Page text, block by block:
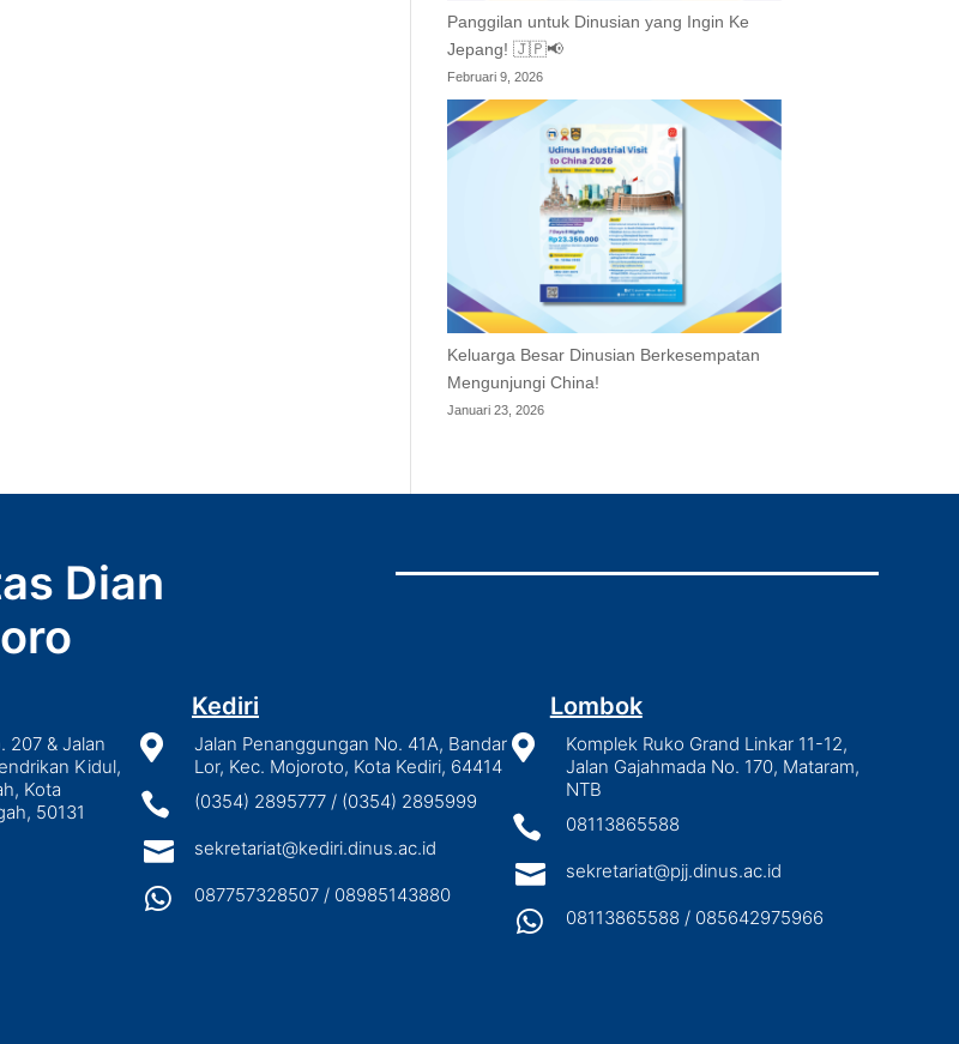
Panggilan untuk Dinusian yang Ingin Ke
Jepang! 🇯🇵📢
Februari 9, 2026
Keluarga Besar Dinusian Berkesempatan
Mengunjungi China!
Januari 23, 2026
Dian
207 & Jalan
Kidul,
Kota
50131
Kediri

Jalan Penanggungan No. 41A, Bandar
Lor, Kec. Mojoroto, Kota Kediri, 64414
 (0354) 2895777 / (0354) 2895999
 sekretariat@kediri.dinus.ac.id
 087757328507 / 08985143880
Lombok

Komplek Ruko Grand Linkar 11-12,
Jalan Gajahmada No. 170, Mataram,
NTB
 08113865588
 sekretariat@pjj.dinus.ac.id
 08113865588 / 085642975966